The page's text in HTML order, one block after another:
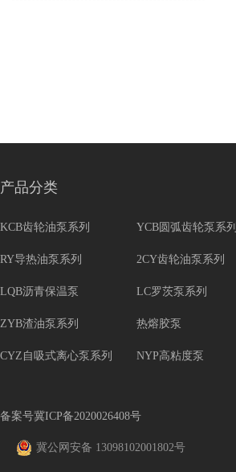
产品分类
KCB齿轮油泵系列 YCB圆弧齿轮泵系列
RY导热油泵系列 2CY齿轮油泵系列
LQB沥青保温泵 LC罗茨泵系列
ZYB渣油泵系列 热熔胶泵
CYZ自吸式离心泵系列 NYP高粘度泵
备案号冀ICP备2020026408号
冀公网安备 13098102001802号